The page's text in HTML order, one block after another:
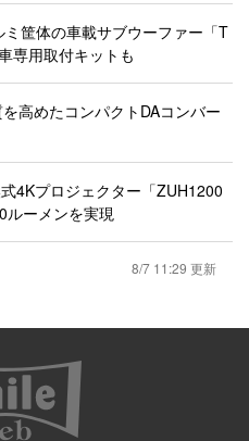
筐体の車載サブウーファー「T
専用取付キットも
高めたコンパクトDAコンバー
4Kプロジェクター「ZUH1200
ルーメンを実現
8/7 11:29 更新